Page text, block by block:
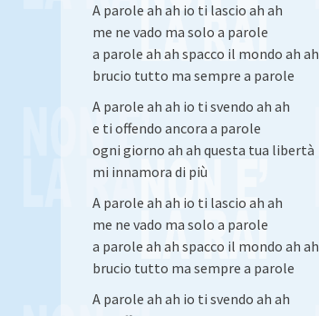
A parole ah ah io ti lascio ah ah
me ne vado ma solo a parole
a parole ah ah spacco il mondo ah ah
brucio tutto ma sempre a parole
A parole ah ah io ti svendo ah ah
e ti offendo ancora a parole
ogni giorno ah ah questa tua libertà
mi innamora di più
A parole ah ah io ti lascio ah ah
me ne vado ma solo a parole
a parole ah ah spacco il mondo ah ah
brucio tutto ma sempre a parole
A parole ah ah io ti svendo ah ah